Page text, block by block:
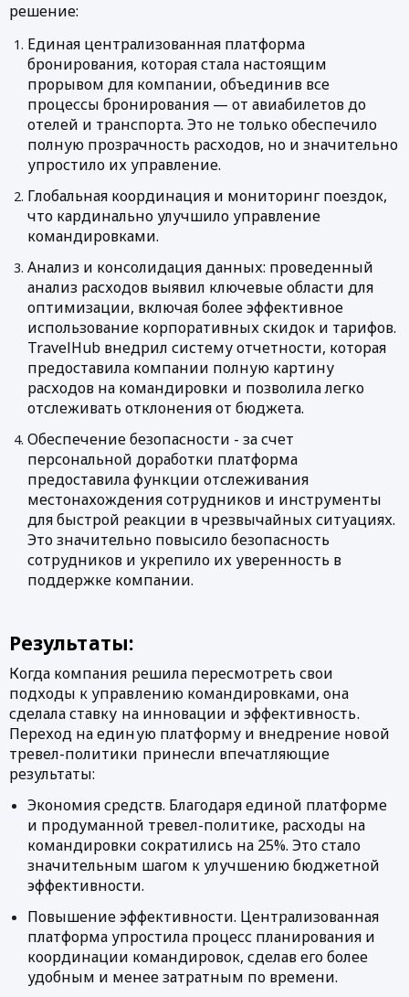
решение:
Единая централизованная платформа
бронирования, которая стала настоящим
прорывом для компании, объединив все
процессы бронирования — от авиабилетов до
отелей и транспорта. Это не только обеспечило
полную прозрачность расходов, но и значительно
упростило их управление.
Глобальная координация и мониторинг поездок,
что кардинально улучшило управление
командировками.
Анализ и консолидация данных: проведенный
анализ расходов выявил ключевые области для
оптимизации, включая более эффективное
использование корпоративных скидок и тарифов.
TravelHub внедрил систему отчетности, которая
предоставила компании полную картину
расходов на командировки и позволила легко
отслеживать отклонения от бюджета.
Обеспечение безопасности - за счет
персональной доработки платформа
предоставила функции отслеживания
местонахождения сотрудников и инструменты
для быстрой реакции в чрезвычайных ситуациях.
Это значительно повысило безопасность
сотрудников и укрепило их уверенность в
поддержке компании.
Результаты:
Когда компания решила пересмотреть свои
подходы к управлению командировками, она
сделала ставку на инновации и эффективность.
Переход на единую платформу и внедрение новой
тревел-политики принесли впечатляющие
результаты:
Экономия средств. Благодаря единой платформе
и продуманной тревел-политике, расходы на
командировки сократились на 25%. Это стало
значительным шагом к улучшению бюджетной
эффективности.
Повышение эффективности. Централизованная
платформа упростила процесс планирования и
координации командировок, сделав его более
удобным и менее затратным по времени.